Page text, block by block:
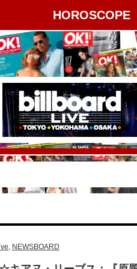
HOROSCOPE
, NEWSBOARD